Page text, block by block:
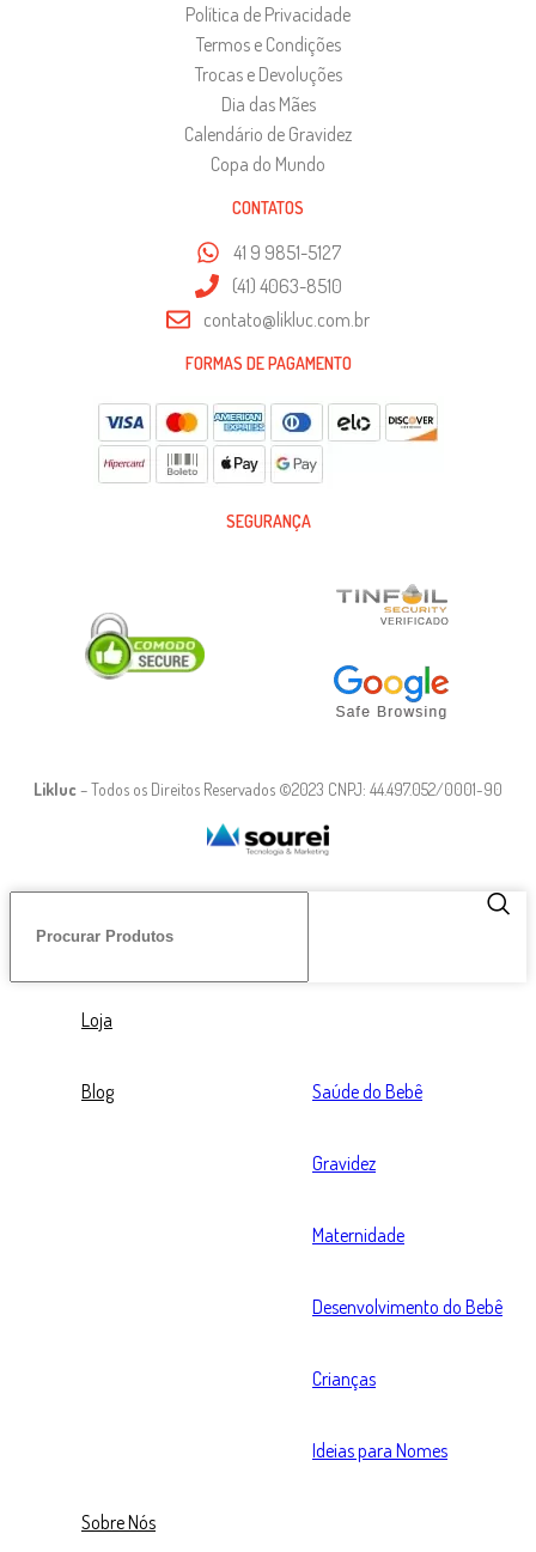
Política de Privacidade
Termos e Condições
Trocas e Devoluções
Dia das Mães
Calendário de Gravidez
Copa do Mundo
CONTATOS
41 9 9851-5127
(41) 4063-8510
contato@likluc.com.br
FORMAS DE PAGAMENTO
SEGURANÇA
Likluc– Todos os Direitos Reservados ©2023 CNPJ: 44.497.052/0001-90
Loja
Blog Saúde do Bebê
Gravidez
Maternidade
Desenvolvimento do Bebê
Crianças
Ideias para Nomes
Sobre Nós